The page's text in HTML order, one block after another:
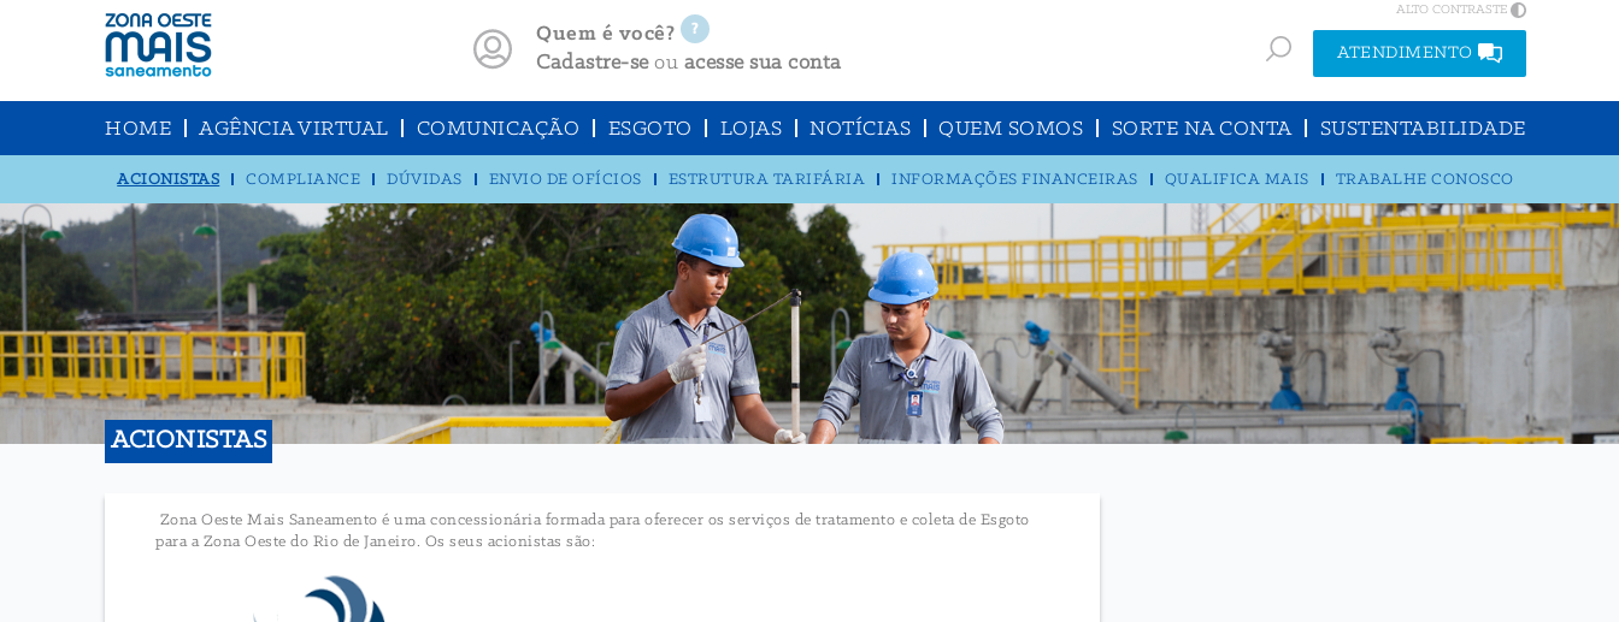
ALTO CONTRASTE
Quem é você?
Cadastre-seou acesse sua conta ATENDIMENTO
HOME AGÊNCIA VIRTUAL COMUNICAÇÃO ESGOTO LOJAS NOTÍCIAS QUEM SOMOS SORTE NA CONTA SUSTENTABILIDADE
ACIONISTAS COMPLIANCE DÚVIDAS ENVIO DE OFÍCIOS ESTRUTURA TARIFÁRIA INFORMAÇÕES FINANCEIRAS QUALIFICA MAIS TRABALHE CONOSCO
ACIONISTAS
Zona Oeste Mais Saneamento é uma concessionária formada para oferecer os serviços de tratamento e coleta de Esgoto
para a Zona Oeste do Rio de Janeiro. Os seus acionistas são: